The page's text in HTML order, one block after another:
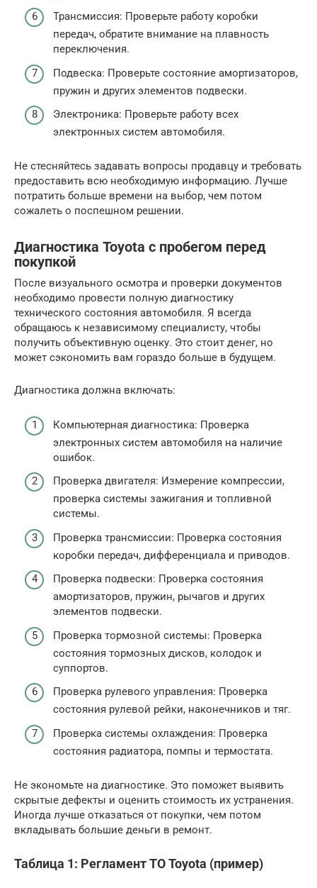
Трансмиссия: Проверьте работу коробки
передач, обратите внимание на плавность
переключения.
Подвеска: Проверьте состояние амортизаторов,
пружин и других элементов подвески.
Электроника: Проверьте работу всех
электронных систем автомобиля.
Не стесняйтесь задавать вопросы продавцу и требовать
предоставить всю необходимую информацию. Лучше
потратить больше времени на выбор, чем потом
сожалеть о поспешном решении.
Диагностика Toyota с пробегом перед
покупкой
После визуального осмотра и проверки документов
необходимо провести полную диагностику
технического состояния автомобиля. Я всегда
обращаюсь к независимому специалисту, чтобы
получить объективную оценку. Это стоит денег, но
может сэкономить вам гораздо больше в будущем.
Диагностика должна включать:
Компьютерная диагностика: Проверка
электронных систем автомобиля на наличие
ошибок.
Проверка двигателя: Измерение компрессии,
проверка системы зажигания и топливной
системы.
Проверка трансмиссии: Проверка состояния
коробки передач, дифференциала и приводов.
Проверка подвески: Проверка состояния
амортизаторов, пружин, рычагов и других
элементов подвески.
Проверка тормозной системы: Проверка
состояния тормозных дисков, колодок и
суппортов.
Проверка рулевого управления: Проверка
состояния рулевой рейки, наконечников и тяг.
Проверка системы охлаждения: Проверка
состояния радиатора, помпы и термостата.
Не экономьте на диагностике. Это поможет выявить
скрытые дефекты и оценить стоимость их устранения.
Иногда лучше отказаться от покупки, чем потом
вкладывать большие деньги в ремонт.
Таблица 1: Регламент ТО Toyota (пример)